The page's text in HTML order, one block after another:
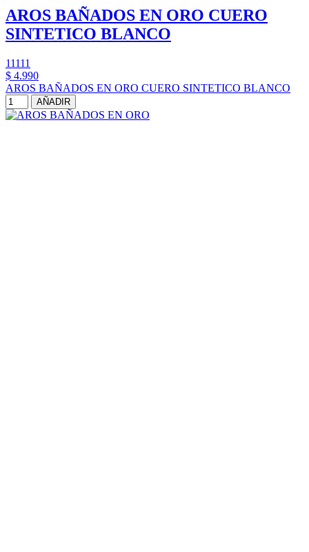
AROS BAÑADOS EN ORO CUERO
SINTETICO BLANCO
11111
$ 4.990
AROS BAÑADOS EN ORO CUERO SINTETICO BLANCO
AÑADIR